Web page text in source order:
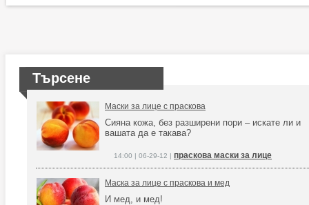
Търсене
Маски за лице с праскова
Сияна кожа, без разширени пори – искате ли и
вашата да е такава?
14:00 | 06-29-12 | праскова маски за лице
Маска за лице с праскова и мед
И мед, и мед!